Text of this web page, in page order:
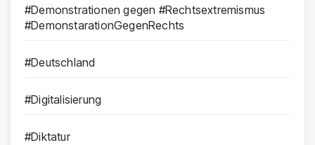
#Demonstrationen gegen #Rechtsextremismus
#DemonstarationGegenRechts
#Deutschland
#Digitalisierung
#Diktatur